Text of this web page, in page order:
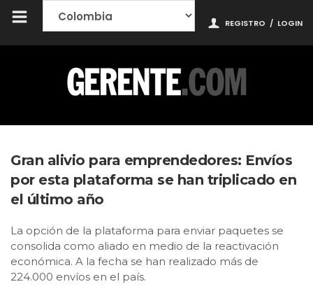
REGISTRO / LOGIN
Gran alivio para emprendedores: Envíos
por esta plataforma se han triplicado en
el último año
La opción de la plataforma para enviar paquetes se
consolida como aliado en medio de la reactivación
económica. A la fecha se han realizado más de
224.000 envíos en el país.